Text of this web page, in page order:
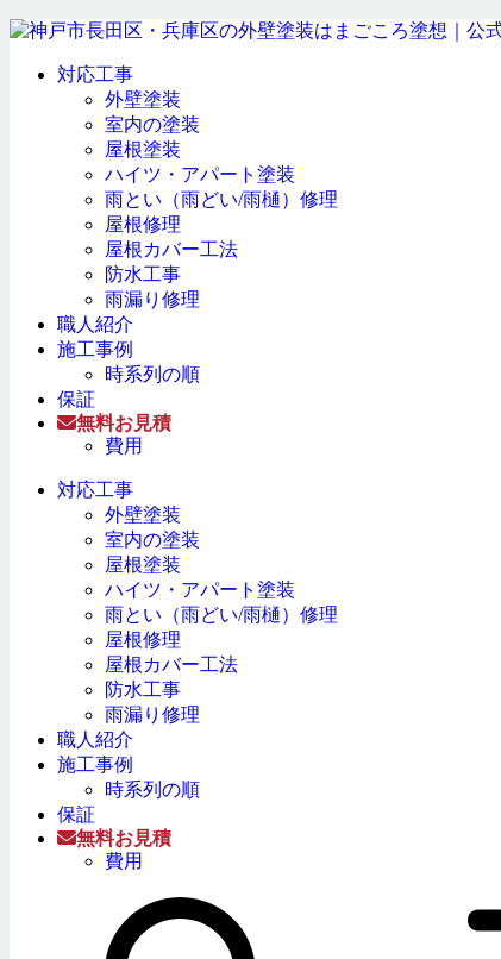
対応工事
外壁塗装
室内の塗装
屋根塗装
ハイツ・アパート塗装
雨とい（雨どい/雨樋）修理
屋根修理
屋根カバー工法
防水工事
雨漏り修理
職人紹介
施工事例
時系列の順
保証
無料お見積
費用
対応工事
外壁塗装
室内の塗装
屋根塗装
ハイツ・アパート塗装
雨とい（雨どい/雨樋）修理
屋根修理
屋根カバー工法
防水工事
雨漏り修理
職人紹介
施工事例
時系列の順
保証
無料お見積
費用